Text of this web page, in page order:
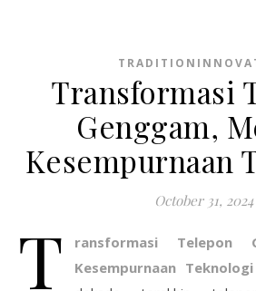
Transformasi
Genggam,
Kesempurnaan
October 31, 2024
T
ransformasi Telepon
Kesempurnaan Teknologi